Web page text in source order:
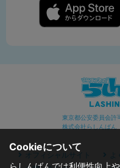
東京都公安委員会
株式会社らしんばん
オフィシャルサイト
Cookieについて
らしんばんでは利便性向上